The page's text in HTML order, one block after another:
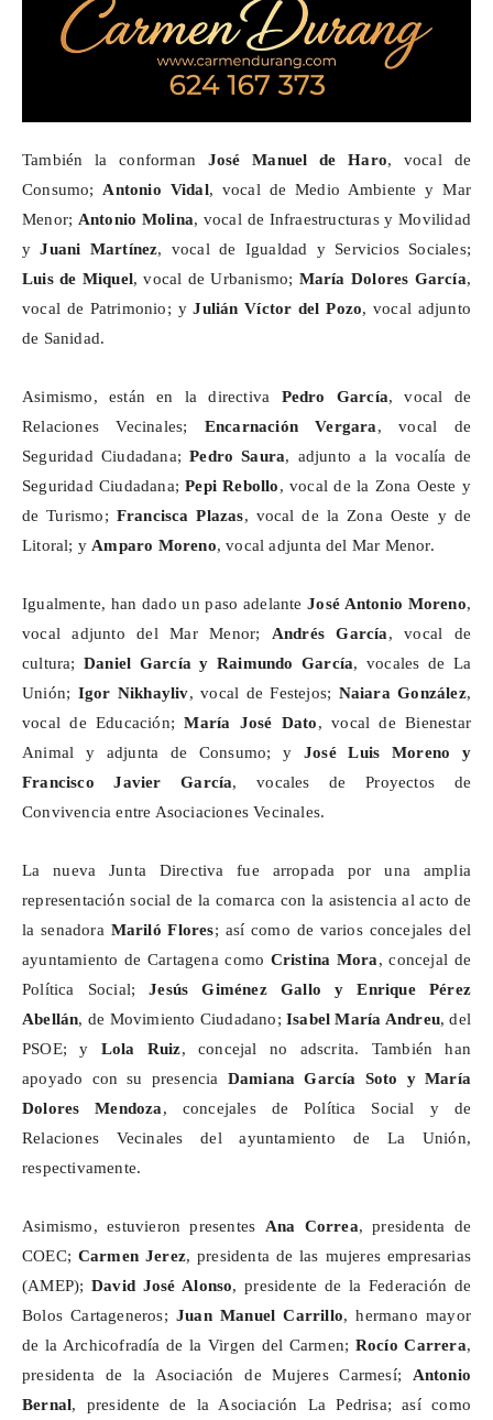
También la conforman José Manuel de Haro, vocal de
Consumo; Antonio Vidal, vocal de Medio Ambiente y Mar
Menor; Antonio Molina, vocal de Infraestructuras y Movilidad
yJuani Martínez, vocal de Igualdad y Servicios Sociales;
Luis de Miquel, vocal de Urbanismo; María Dolores García,
vocal de Patrimonio; yJulián Víctor del Pozo, vocal adjunto
de Sanidad.
Asimismo, están en la directiva Pedro García, vocal de
Relaciones Vecinales; Encarnación Vergara, vocal de
Seguridad Ciudadana;Pedro Saura, adjunto a la vocalía de
Seguridad Ciudadana;Pepi Rebollo, vocal de la Zona Oeste y
de Turismo; Francisca Plazas, vocal de la Zona Oeste y de
Litoral; y Amparo Moreno, vocal adjunta del Mar Menor.
Igualmente, han dado un paso adelanteJosé Antonio Moreno,
vocal adjunto del Mar Menor; Andrés García, vocal de
cultura;Daniel García y Raimundo García, vocales de La
Unión; Igor Nikhayliv, vocal de Festejos; Naiara González,
vocal de Educación;María José Dato, vocal de Bienestar
Animal y adjunta de Consumo; y José Luis Moreno y
Francisco Javier García, vocales de Proyectos de
Convivencia entre Asociaciones Vecinales.
La nueva Junta Directiva fue arropada por una amplia
representación social de la comarca con la asistencia al acto de
la senadora Mariló Flores; así como de varios concejales del
ayuntamiento de Cartagena como Cristina Mora, concejal de
Política Social;Jesús Giménez Gallo y Enrique Pérez
Abellán, de Movimiento Ciudadano;Isabel María Andreu, del
PSOE; y Lola Ruiz, concejal no adscrita. También han
apoyado con su presencia Damiana García Soto y María
Dolores Mendoza, concejales de Política Social y de
Relaciones Vecinales del ayuntamiento de La Unión,
respectivamente.
Asimismo, estuvieron presentes Ana Correa, presidenta de
COEC; Carmen Jerez, presidenta de las mujeres empresarias
(AMEP);David José Alonso, presidente de la Federación de
Bolos Cartageneros; Juan Manuel Carrillo, hermano mayor
de la Archicofradía de la Virgen del Carmen; Rocío Carrera,
presidenta de la Asociación de Mujeres Carmesí; Antonio
Bernal, presidente de la Asociación LaPedrisa; así como